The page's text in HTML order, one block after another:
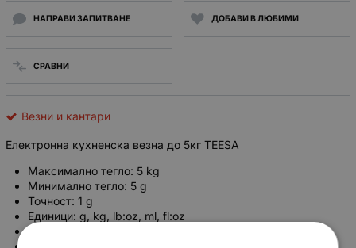
НАПРАВИ ЗАПИТВАНЕ ДОБАВИ В ЛЮБИМИ
СРАВНИ
Везни и кантари
Електронна кухненска везна до 5кг TEESA
Максимално тегло: 5 kg
Минимално тегло: 5 g
Точност: 1 g
Единици: g, kg, lb:oz, ml, fl:oz